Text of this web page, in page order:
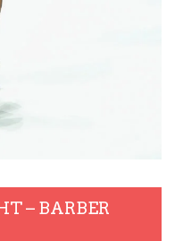
– BARBER